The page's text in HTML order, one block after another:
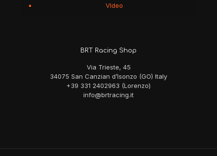
VIdeo
BRT Racing Shop
Via Trieste, 45
34075 San Canzian d’Isonzo (GO) Italy
+39 331 2402963 (Lorenzo)
info@brtracing.it